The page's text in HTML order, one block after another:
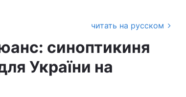
читать на русском
синоптикиня
України на